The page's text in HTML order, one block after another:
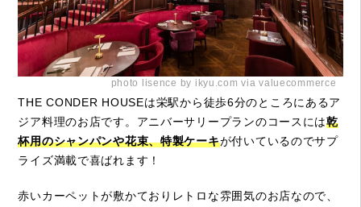
photo lisence by ikyu.com via valuecommerce
THE CONDER HOUSEは栄駅から徒歩6分のところにあるア
ジア料理のお店です。アニバーサリープランのコースには乾
杯用のシャンパンや花束、特製ケーキが付いているのでサプ
ライズ満載で喜ばれます！
赤いカーペットが敷かておりレトロな雰囲気のお店なので、